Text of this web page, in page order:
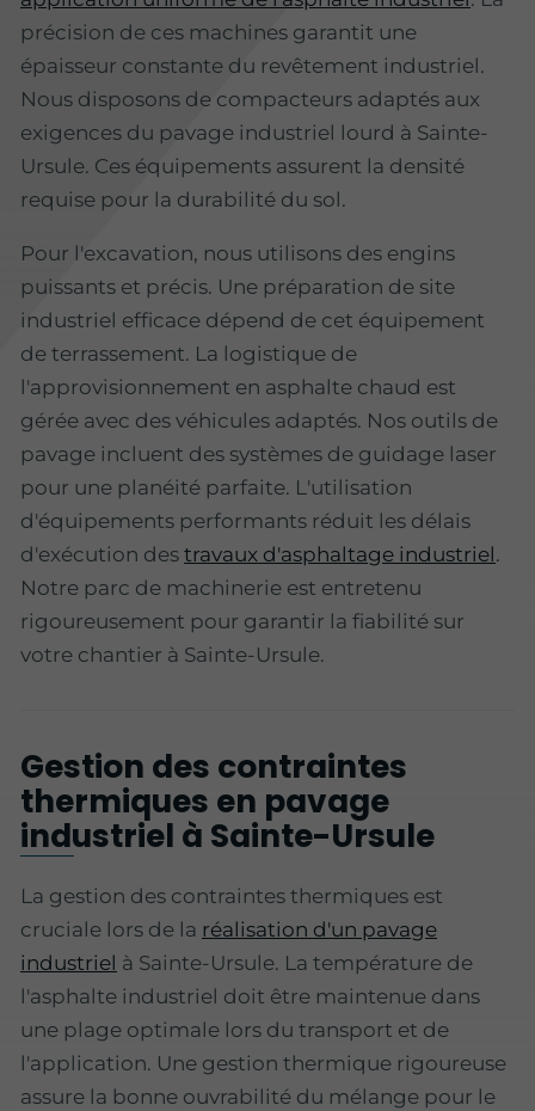
précision de ces machines garantit une
épaisseur constante du revêtement industriel.
Nous disposons de compacteurs adaptés aux
exigences du pavage industriel lourd à Sainte-
Ursule. Ces équipements assurent la densité
requise pour la durabilité du sol.
Pour l'excavation, nous utilisons des engins
puissants et précis. Une préparation de site
industriel efficace dépend de cet équipement
de terrassement. La logistique de
l'approvisionnement en asphalte chaud est
gérée avec des véhicules adaptés. Nos outils de
pavage incluent des systèmes de guidage laser
pour une planéité parfaite. L'utilisation
d'équipements performants réduit les délais
d'exécution des travaux d'asphaltage industriel.
Notre parc de machinerie est entretenu
rigoureusement pour garantir la fiabilité sur
votre chantier à Sainte-Ursule.
Gestion des contraintes
thermiques en pavage
industriel à Sainte-Ursule
La gestion des contraintes thermiques est
cruciale lors de la réalisation d'un pavage
industriel à Sainte-Ursule. La température de
l'asphalte industriel doit être maintenue dans
une plage optimale lors du transport et de
l'application. Une gestion thermique rigoureuse
assure la bonne ouvrabilité du mélange pour le